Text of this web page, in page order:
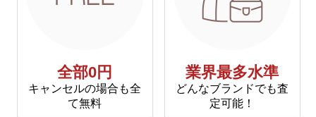
全部0円
キャンセルの場合も全
て無料
業界最多水準
どんなブランドでも査
定可能！